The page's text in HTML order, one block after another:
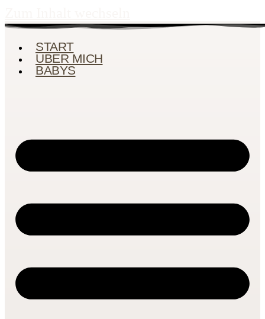
START
ÜBER MICH
BABYS